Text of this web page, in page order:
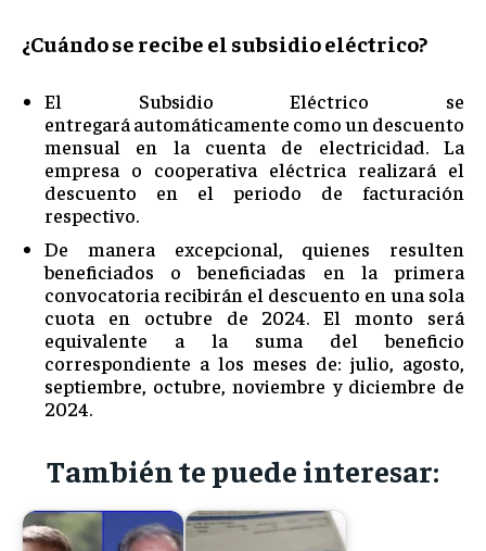
¿Cuándo se recibe el subsidio eléctrico?
El Subsidio Eléctrico se
entregará automáticamente como un descuento
mensual en la cuenta de electricidad. La
empresa o cooperativa eléctrica realizará el
descuento en el periodo de facturación
respectivo.
De manera excepcional, quienes resulten
beneficiados o beneficiadas en la primera
convocatoria recibirán el descuento en una sola
cuota en octubre de 2024. El monto será
equivalente a la suma del beneficio
correspondiente a los meses de: julio, agosto,
septiembre, octubre, noviembre y diciembre de
2024.
También te puede interesar: